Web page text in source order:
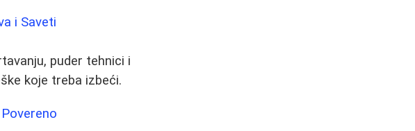
i Saveti
puder tehnici i
koje treba izbeći.